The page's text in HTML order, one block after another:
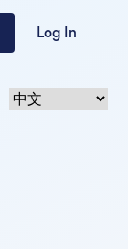
Log In